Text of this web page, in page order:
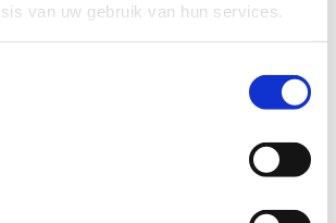
van uw gebruik van hun services.